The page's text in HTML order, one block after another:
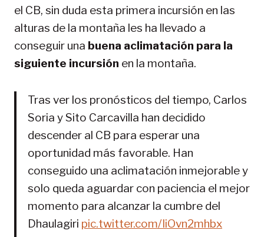
el CB, sin duda esta primera incursión en las
alturas de la montaña les ha llevado a
conseguir una buena aclimatación para la
siguiente incursión en la montaña.
Tras ver los pronósticos del tiempo, Carlos
Soria y Sito Carcavilla han decidido
descender al CB para esperar una
oportunidad más favorable. Han
conseguido una aclimatación inmejorable y
solo queda aguardar con paciencia el mejor
momento para alcanzar la cumbre del
Dhaulagiri pic.twitter.com/IiOvn2mhbx